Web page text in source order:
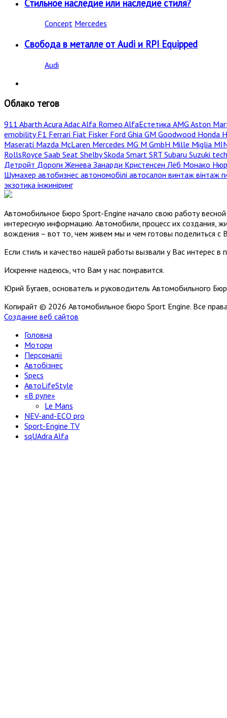
Стильное наследие или наследие стиля?
Concept Mercedes
Свобода в металле от Audi и RPI Equipped
Audi
Облако тегов
911 Abarth AcuraAdacAlfa Romeo AlfaЕстетика AMG Aston
emobilityF1 Ferrari Fiat Fisker Ford Ghia GM Goodwood Honda
Maserati Mazda McLaren Mercedes MG M GmbH Mille Miglia
RollsRoyce Saab Seat ShelbySkoda Smart SRT Subaru Suzuki
Детройт Дороги Женева Занарди Кристенсен Лёб Монако
Шумахер автобизнес автономобілі автосалон винтаж вінтаж
экзотика інжиніринг
Автомобильное Бюро Sport-Engine начало свою работу
интересную информацию. Автомобили, процесс их создания,
вождения – вот то, чем живем мы и чем готовы поделиться с
Если стиль и качество нашей работы вызвали у Вас интерес в
Искренне надеюсь, что Вам у нас понравится.
Юрий Бугаев, основатель и руководитель Автомобильного
Копирайт © 2026 Автомобильное бюро Sport Engine. Все
Создание веб сайтов
Головна
Мотори
Персоналії
Автобізнес
Specs
АвтоLifeStyle
«В руле»
Le Mans
NEV-and-ECO pro
Sport-Engine TV
sqUAdra Alfa